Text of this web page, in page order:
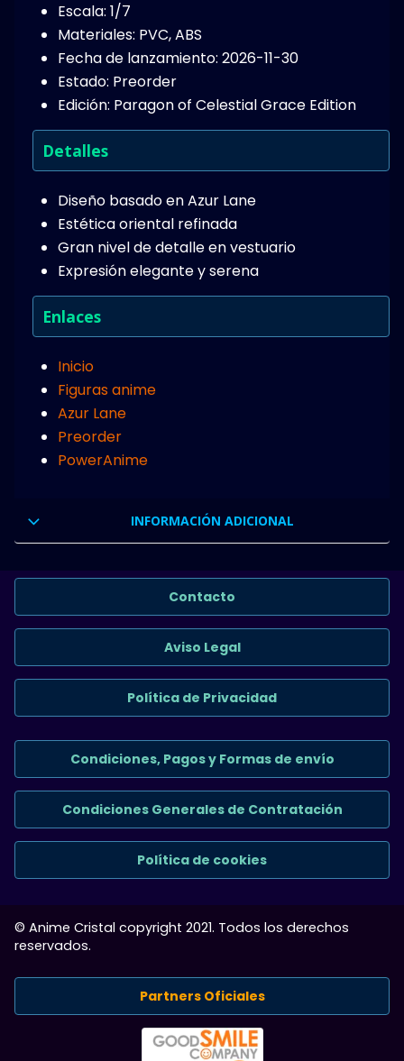
Escala: 1/7
Materiales: PVC, ABS
Fecha de lanzamiento: 2026-11-30
Estado: Preorder
Edición: Paragon of Celestial Grace Edition
Detalles
Diseño basado en Azur Lane
Estética oriental refinada
Gran nivel de detalle en vestuario
Expresión elegante y serena
Enlaces
Inicio
Figuras anime
Azur Lane
Preorder
PowerAnime
INFORMACIÓN ADICIONAL
Contacto
Aviso Legal
Política de Privacidad
Condiciones, Pagos y Formas de envío
Condiciones Generales de Contratación
Política de cookies
© Anime Cristal copyright 2021. Todos los derechos
reservados.
Partners Oficiales